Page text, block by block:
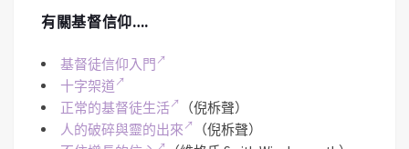
有關基督信仰….
基督徒信仰入門
十字架道
正常的基督徒生活
（倪柝聲）
人的破碎與靈的出來
（倪柝聲）